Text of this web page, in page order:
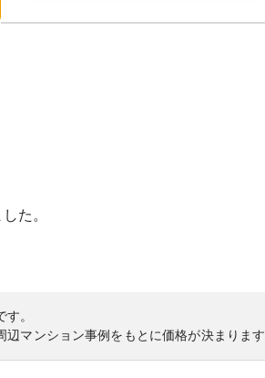
た。
。
マンション事例をもとに価格が決まります